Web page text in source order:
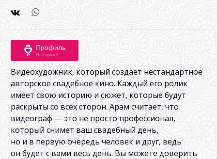
Профиль
На Горько!
Видеохудожник, который создаёт нестандартное
авторское свадебное кино. Каждый его ролик
имеет свою историю и сюжет, которые будут
раскрыты со всех сторон. Арам считает, что
видеограф — это не просто профессионал,
который снимет ваш свадебный день,
но и в первую очередь человек и друг, ведь
он будет с вами весь день. Вы можете доверить